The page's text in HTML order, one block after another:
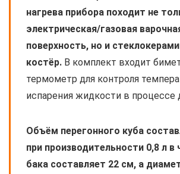
нагрева прибора походит не
электрическая/газовая
поверхность, но и
костёр. В комплект входит
термометр для контроля
испарения жидкости в процессе
Объём перегонного куба
при производительности 0,8 л
бака составляет 22 см, а